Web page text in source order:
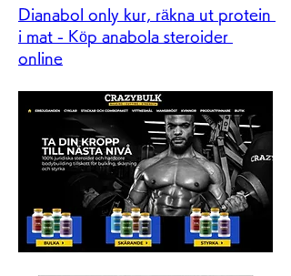
Dianabol only kur, räkna ut protein
i mat - Köp anabola steroider
online